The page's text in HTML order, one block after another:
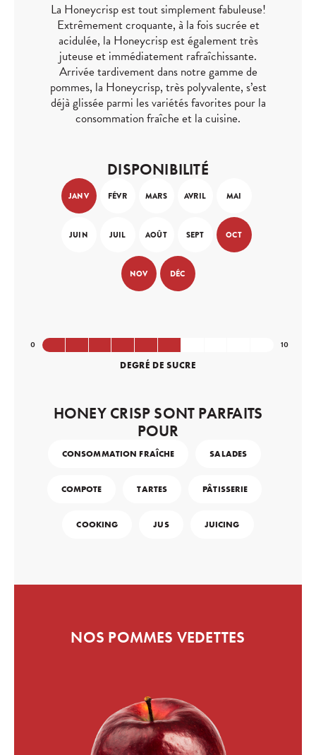
La Honeycrisp est tout simplement fabuleuse!
Extrêmement croquante, à la fois sucrée et
acidulée, la Honeycrisp est également très
juteuse et immédiatement rafraîchissante.
Arrivée tardivement dans notre gamme de
pommes, la Honeycrisp, très polyvalente, s’est
déjà glissée parmi les variétés favorites pour la
consommation fraîche et la cuisine.
DISPONIBILITÉ
JANV FÉVR MARS AVRIL MAI
JUIN JUIL AOÛT SEPT OCT
NOV DÉC
DEGRÉ DE SUCRE
HONEY CRISP SONT PARFAITS
POUR
CONSOMMATION FRAÎCHE SALADES
COMPOTE TARTES PÂTISSERIE
COOKING JUS JUICING
NOS POMMES VEDETTES